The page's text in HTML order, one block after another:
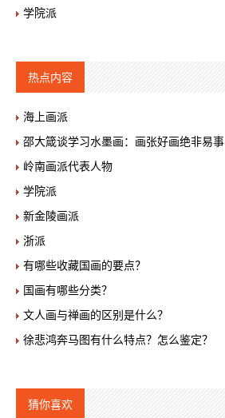
学院派
热点内容
海上画派
邵大箴谈学习水墨画：画张好画绝非易事
岭南画派代表人物
学院派
新金陵画派
浙派
有哪些收藏国画的要点？
国画有哪些分类？
文人画与禅画的区别是什么？
徐悲鸿奔马图有什么特点？怎么鉴定？
猜你喜欢